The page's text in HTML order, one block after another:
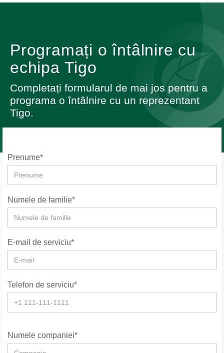
Programați o întâlnire cu
echipa Tigo
Completați formularul de mai jos pentru a
programa o întâlnire cu un reprezentant
Tigo.
Prenume*
Numele de familie*
E-mail de serviciu*
Telefon de serviciu*
Numele companiei*